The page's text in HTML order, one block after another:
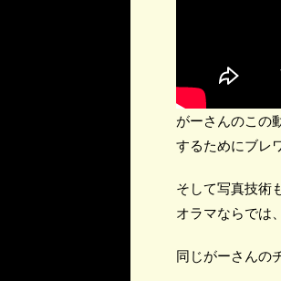
がーさんのこの
するためにブレ
そして写真技術
オラマならでは
同じがーさんの